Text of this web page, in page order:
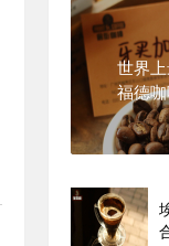
世界
福德